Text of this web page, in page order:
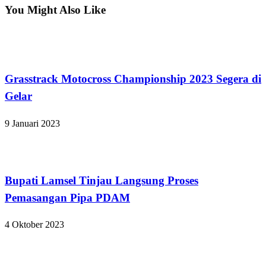
You Might Also Like
Grasstrack Motocross Championship 2023 Segera di
Gelar
9 Januari 2023
Bupati Lamsel Tinjau Langsung Proses
Pemasangan Pipa PDAM
4 Oktober 2023